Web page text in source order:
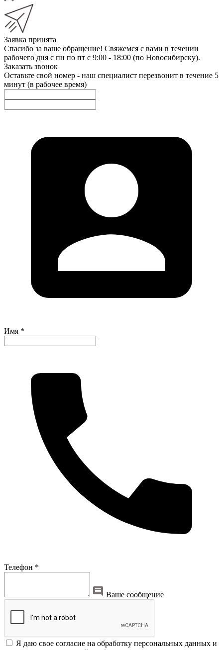
Заявка принята
Спасибо за ваше обращение! Свяжемся с вами в течении
рабочего дня с пн по пт с 9:00 - 18:00 (по Новосибирску).
Заказать звонок
Оставьте свой номер - наш специалист перезвонит в течение 5
минут (в рабочее время)
Имя *
Телефон *
Ваше сообщение
Я даю свое согласие на обработку персональных данных и